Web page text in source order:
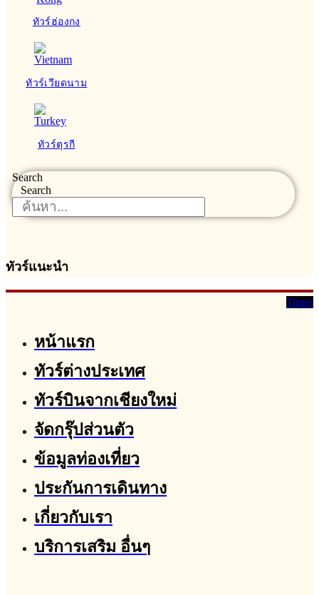
ทัวร์ฮ่องกง
ทัวร์เวียดนาม
ทัวร์ตุรกี
Search
Search
ทัวร์แนะนำ
Times
หน้าแรก
ทัวร์ต่างประเทศ
ทัวร์บินจากเชียงใหม่
จัดกรุ๊ปส่วนตัว
ข้อมูลท่องเที่ยว
ประกันการเดินทาง
เกี่ยวกับเรา
บริการเสริม อื่นๆ